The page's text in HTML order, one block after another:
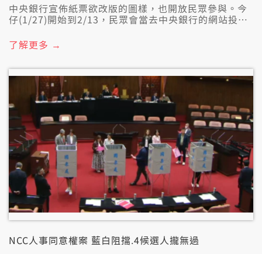
中央銀行宣佈紙票欲改版的圖樣，也開放民眾參與。今
仔(1/27)開始到2/13，民眾會當去中央銀行的網站投
題。
了解更多 →
NCC人事同意權案 藍白阻擋.4候選人攏無過